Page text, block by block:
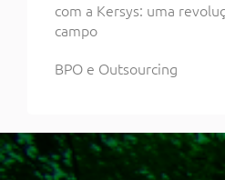
com a Kersys: uma
campo
BPO e Outsourcing